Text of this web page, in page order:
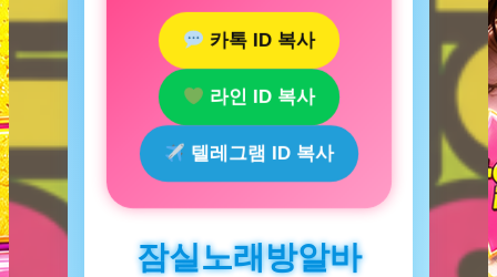
카톡 ID 복사
라인 ID 복사
텔레그램 ID 복사
잠실노래방알바